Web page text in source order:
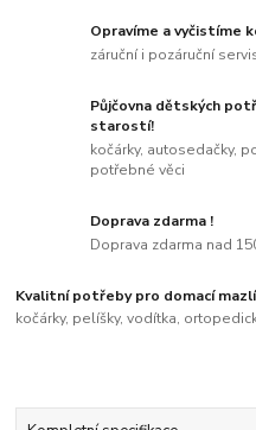
Opravíme a vyčistíme
záruční i pozáruční
Půjčovna dětských
starostí!
kočárky, autosedačky,
potřebné věci
Doprava zdarma !
Doprava zdarma nad
Kvalitní potřeby pro domací
kočárky, pelíšky, vodítka,